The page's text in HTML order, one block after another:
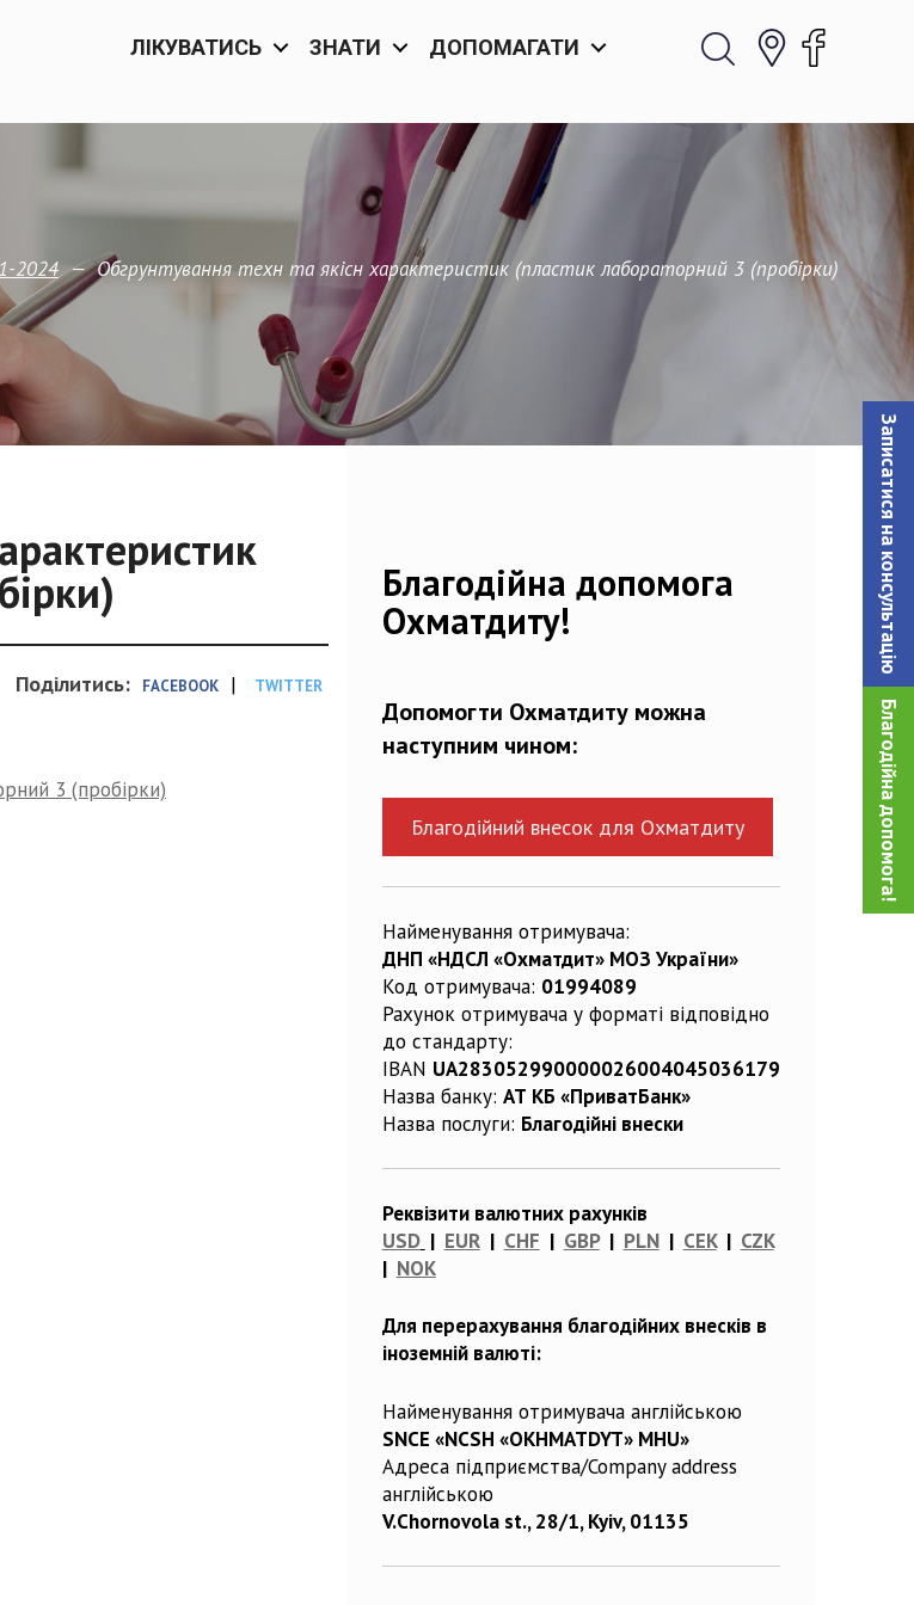
Записатися на консультацiю
Благодійна допомога!
ЛІКУВАТИСЬ ЗНАТИ ДОПОМАГАТИ
2024 — Обгрунтування техн та якісн характеристик (пластик лабораторний 3 (пробірки)
Поділитись: FACEBOOK | TWITTER
3 (пробірки)
Благодійна допомога
Охматдиту!
Допомогти Охматдиту можна
наступним чином:
Благодійний внесок для Охматдиту
Найменування отримувача:
ДНП «НДСЛ «Охматдит» МОЗ України»
Код отримувача: 01994089
Рахунок отримувача у форматі відповідно
до стандарту:
IBAN UA283052990000026004045036179
Назва банку: АТ КБ «ПриватБанк»
Назва послуги: Благодійні внески
Реквізити валютних рахунків
USD | EUR| CHF | GBP| PLN| CEK| CZK
| NOK
Для перерахування благодійних внесків в
іноземній валюті:
Найменування отримувача англійською
SNCE «NCSH «OKHMATDYT» MHU»
Адреса підприємства/Company address
англійською
V.Chornovola st., 28/1, Kyiv, 01135